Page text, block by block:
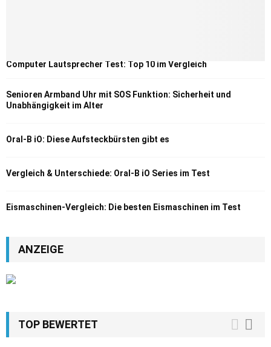
Computer Lautsprecher Test: Top 10 im Vergleich
Senioren Armband Uhr mit SOS Funktion: Sicherheit und
Unabhängigkeit im Alter
Oral-B iO: Diese Aufsteckbürsten gibt es
Vergleich & Unterschiede: Oral-B iO Series im Test
Eismaschinen-Vergleich: Die besten Eismaschinen im Test
ANZEIGE
TOP BEWERTET